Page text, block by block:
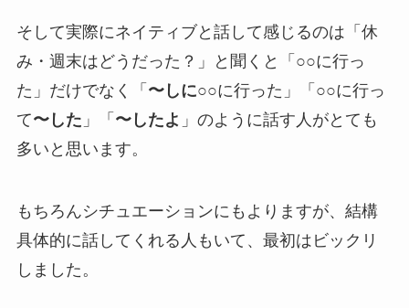
そして実際にネイティブと話して感じるのは「休
み・週末はどうだった？」と聞くと「○○に行っ
た」だけでなく「 〜しに○○に行った」「○○に行っ
て〜した 」「 〜したよ 」のように話す人がとても
多いと思います。
もちろんシチュエーションにもよりますが、結構
具体的に話してくれる人もいて、最初はビックリ
しました。